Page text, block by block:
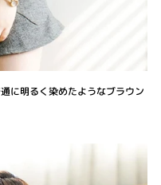
に明るく染めたようなブラウン